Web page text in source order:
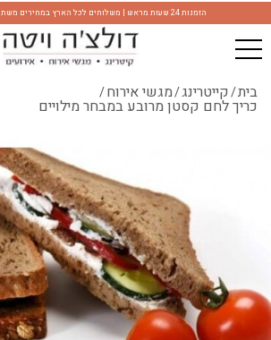
הזמנות 24 שעות מראש | משלוחים לכל הארץ במחירים משתנים בתיאום טלפוני
בית/קייטרינג/מגשי אירוח/
כריך לחם קסטן מרובע במבחר מילויים